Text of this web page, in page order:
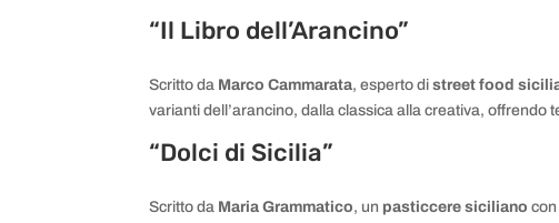
“Il Libro dell’Arancino”
Scritto da Marco Cammarata, esperto distreet food
varianti dell’arancino, dalla classica alla creativa,
“Dolci di Sicilia”
Scritto da Maria Grammatico, un pasticcere siciliano